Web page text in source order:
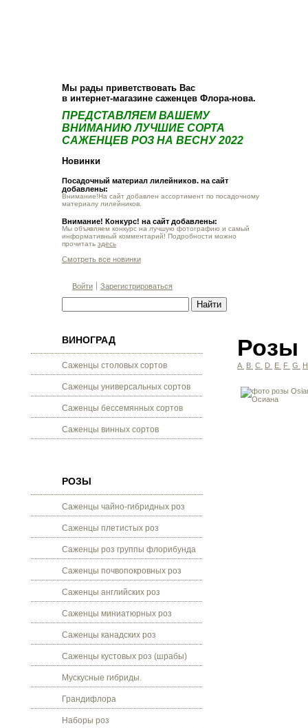
Мы рады приветствовать Вас
в интернет-магазине саженцев Флора-нова.
ПРЕДСТАВЛЯЕМ ВАШЕМУ
ВНИМАНИЮ ЛУЧШИЕ СОРТА
САЖЕНЦЕВ РОЗ НА ВЕСНУ 2022
Новинки
Посадочный материал лилейников. на сайт
добавлены:
Внимание!На сайт добавлен ассортимент по посадочному
материалу лилейников.
Внимание! Конкурс! на сайт добавлены:
Мы объявляем конкурс на лучшую фотографию и самый
информативный комментарий! Подробности можно
прочитать здесь
Смотреть все новинки
Войти Зарегистрироваться
ВИНОГРАД
Саженцы столовых сортов
Саженцы универсальных сортов
Саженцы бессемянных сортов
Саженцы винных сортов
РОЗЫ
Саженцы чайно-гибридных роз
Саженцы плетистых роз
Саженцы роз группы флорибунда
Саженцы почвопокровных роз
Саженцы английских роз
Саженцы миниатюрных роз
Саженцы канадских роз
Саженцы кустовых роз (шрабы)
Мускусные гибриды.
Грандифлора
Наборы роз
Розы
A B C D E F G